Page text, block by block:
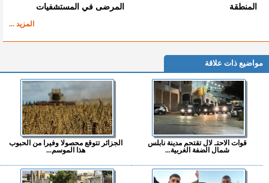
المنطقة
المرضى في المستشفيات
المزيد ...
مواضيع ذات علاقة
قوات الاحتـ لال تقتحم مدينة نابلس
شمال الضفة الغربية...
الجزائر تتوقع محصولا وفيرا من الحبوب
هذا الموسم...